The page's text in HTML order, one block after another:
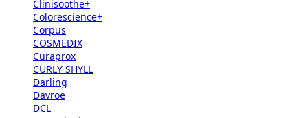
Clinisoothe+
Colorescience+
Corpus
COSMEDIX
Curaprox
CURLY SHYLL
Darling
Davroe
DCL